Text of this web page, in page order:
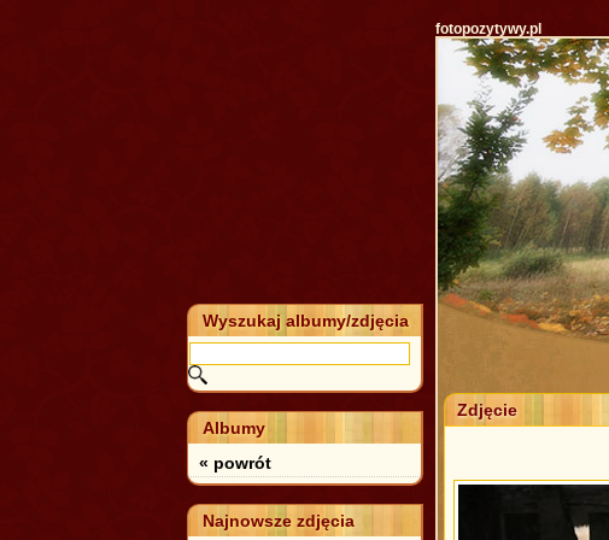
fotopozytywy.pl
Zdjęcie
Wyszukaj albumy/zdjęcia
Albumy
« powrót
Najnowsze zdjęcia